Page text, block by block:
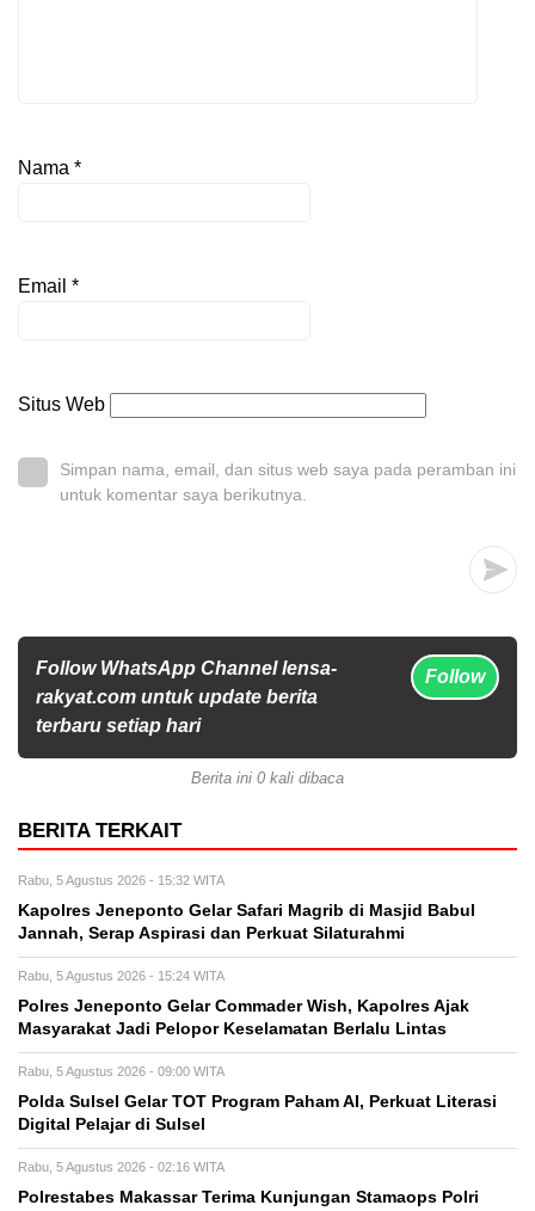
Nama *
Email *
Situs Web
Simpan nama, email, dan situs web saya pada peramban ini
untuk komentar saya berikutnya.
Follow WhatsApp Channel lensa-
rakyat.com untuk update berita
terbaru setiap hari
Follow
Berita ini 0 kali dibaca
BERITA TERKAIT
Rabu, 5 Agustus 2026 - 15:32 WITA
Kapolres Jeneponto Gelar Safari Magrib di Masjid Babul
Jannah, Serap Aspirasi dan Perkuat Silaturahmi
Rabu, 5 Agustus 2026 - 15:24 WITA
Polres Jeneponto Gelar Commader Wish, Kapolres Ajak
Masyarakat Jadi Pelopor Keselamatan Berlalu Lintas
Rabu, 5 Agustus 2026 - 09:00 WITA
Polda Sulsel Gelar TOT Program Paham AI, Perkuat Literasi
Digital Pelajar di Sulsel
Rabu, 5 Agustus 2026 - 02:16 WITA
Polrestabes Makassar Terima Kunjungan Stamaops Polri